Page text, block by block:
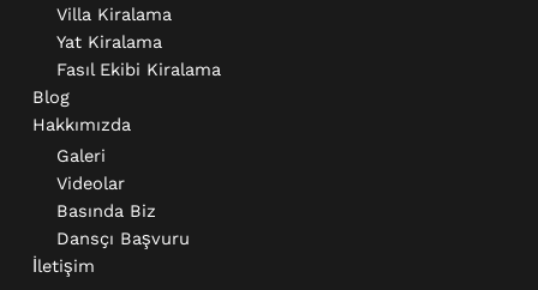
Villa Kiralama
Yat Kiralama
Fasıl Ekibi Kiralama
Blog
Hakkımızda
Galeri
Videolar
Basında Biz
Dansçı Başvuru
İletişim